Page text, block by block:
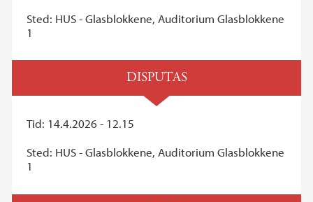
Sted: HUS - Glasblokkene, Auditorium Glasblokkene
1
DISPUTAS
Tid: 14.4.2026 - 12.15
Sted: HUS - Glasblokkene, Auditorium Glasblokkene
1